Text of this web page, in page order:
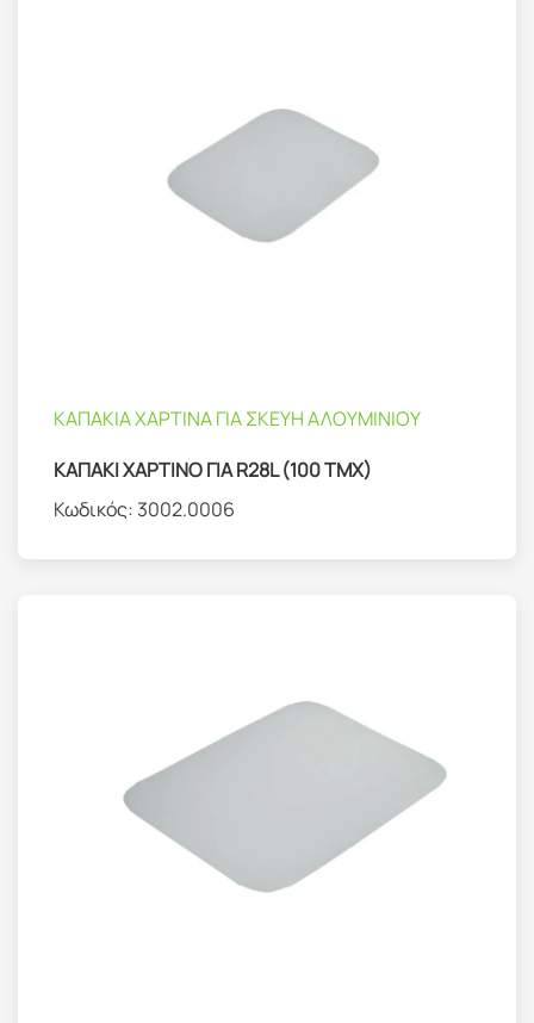
ΚΑΠΑΚΙΑ ΧΑΡΤΙΝΑ ΓΙΑ ΣΚΕΥΗ ΑΛΟΥΜΙΝΙΟΥ
ΚΑΠΑΚΙ ΧΑΡΤΙΝΟ ΓΙΑ R28L (100 TMX)
Κωδικός: 3002.0006